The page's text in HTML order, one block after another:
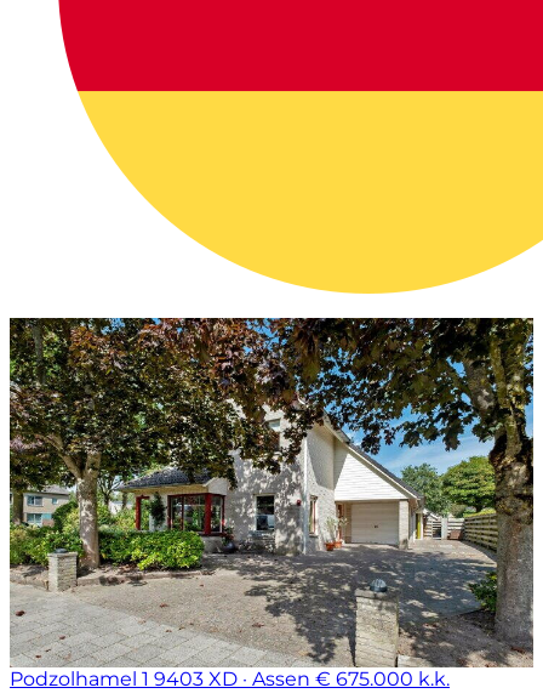
Podzolhamel 1 9403 XD · Assen € 675.000 k.k.